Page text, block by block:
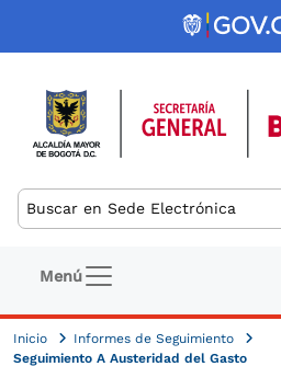
Pasar al contenido principal
Buscar
Navegación
Menú
Inicio
Informes de Seguimiento
Seguimiento A Austeridad del Gasto